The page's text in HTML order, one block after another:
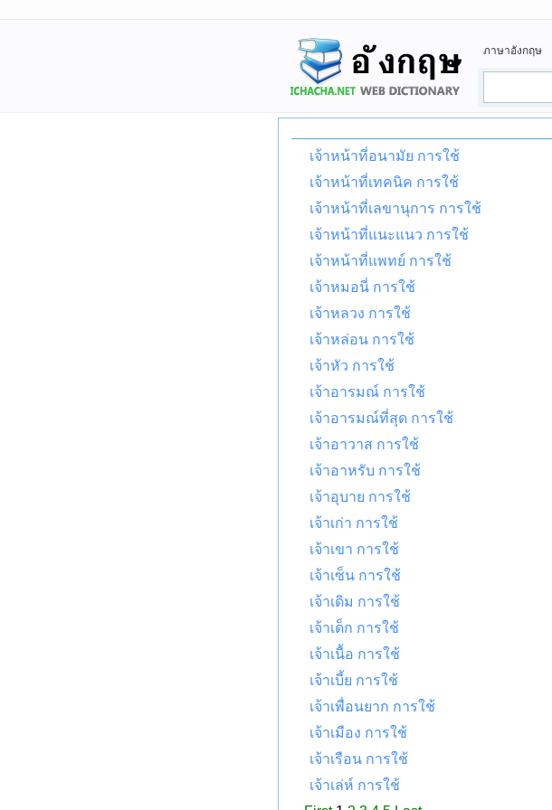
ภาษาอังกฤษ
เจ้าหน้าที่อนามัย การใช้
เจ้าหน้าที่เทคนิค การใช้
เจ้าหน้าที่เลขานุการ การใช้
เจ้าหน้าที่แนะแนว การใช้
เจ้าหน้าที่แพทย์ การใช้
เจ้าหมอนี่ การใช้
เจ้าหลวง การใช้
เจ้าหล่อน การใช้
เจ้าหัว การใช้
เจ้าอารมณ์ การใช้
เจ้าอารมณ์ที่สุด การใช้
เจ้าอาวาส การใช้
เจ้าอาหรับ การใช้
เจ้าอุบาย การใช้
เจ้าเก่า การใช้
เจ้าเขา การใช้
เจ้าเซ็น การใช้
เจ้าเดิม การใช้
เจ้าเด็ก การใช้
เจ้าเนื้อ การใช้
เจ้าเบี้ย การใช้
เจ้าเพื่อนยาก การใช้
เจ้าเมือง การใช้
เจ้าเรือน การใช้
เจ้าเล่ห์ การใช้